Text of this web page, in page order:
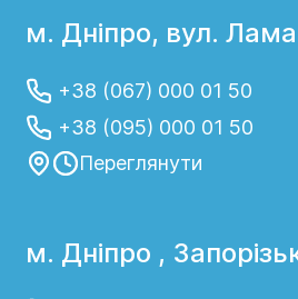
м. Дніпро, вул.
+38 (067) 000 01 50
+38 (095) 000 01 50
Переглянути
м. Дніпро ,